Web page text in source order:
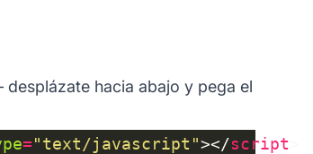
desplázate hacia abajo y pega el
="text/javascript"></script